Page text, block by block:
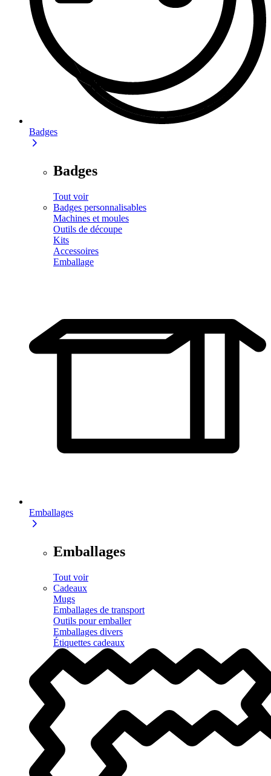
Badges
Badges
Tout voir
Badges personnalisables
Machines et moules
Outils de découpe
Kits
Accessoires
Emballage
Emballages
Emballages
Tout voir
Cadeaux
Mugs
Emballages de transport
Outils pour emballer
Emballages divers
Étiquettes cadeaux